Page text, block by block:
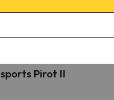
222.905 opinions en 7
Pirot II